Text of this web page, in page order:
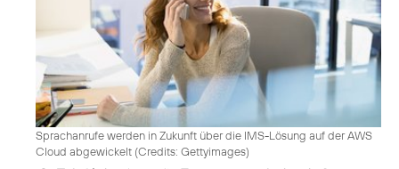
Sprachanrufe werden in Zukunft über die IMS-Lösung auf der AWS
Cloud abgewickelt (Credits: Gettyimages)